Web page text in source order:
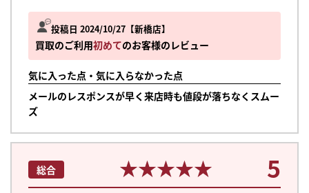
投稿日 2024/10/27 新橋店
買取のご利用初めてのお客様のレビュー
気に入った点・気に入らなかった点
メールのレスポンスが早く来店時も値段が落ちなくスムー
ズ
総合 ★★★★★
★★★★★ 5